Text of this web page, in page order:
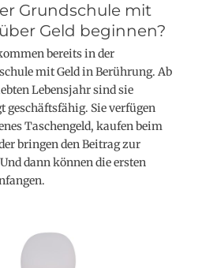
Grundschule mit
Geld beginnen?
bereits in der
mit Geld in Berührung. Ab
Lebensjahr sind sie
geschäftsfähig. Sie verfügen
Taschengeld, kaufen beim
bringen den Beitrag zur
dann können die ersten